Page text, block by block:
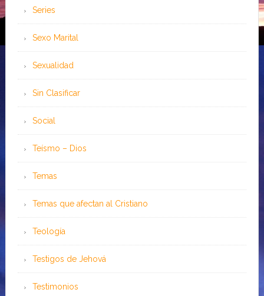
Series
Sexo Marital
Sexualidad
Sin Clasificar
Social
Teísmo – Dios
Temas
Temas que afectan al Cristiano
Teología
Testigos de Jehová
Testimonios